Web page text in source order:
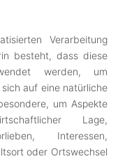
Verarbeitung
besteht, dass diese
werden, um
auf eine natürliche
um Aspekte
Lage,
Interessen,
oder Ortswechsel